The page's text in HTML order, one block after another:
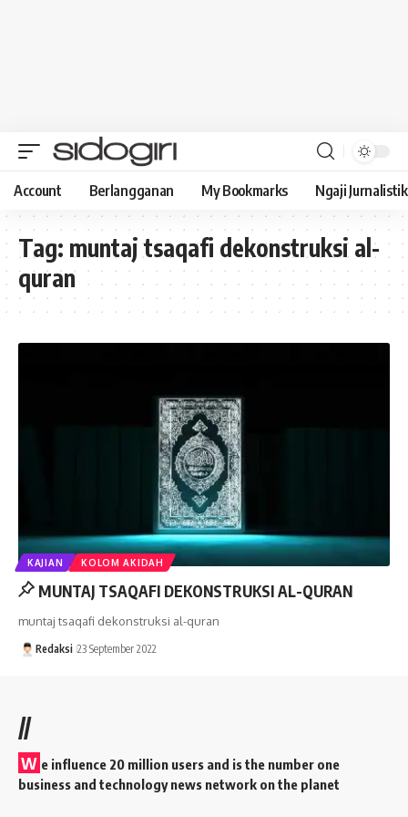
Account Berlangganan My Bookmarks Ngaji Jurnalistik
Tag: muntaj tsaqafi dekonstruksi al-
quran
KAJIAN KOLOM AKIDAH
MUNTAJ TSAQAFI DEKONSTRUKSI AL-QURAN
muntaj tsaqafi dekonstruksi al-quran
Redaksi 23 September 2022
//
W e influence 20 million users and is the number one
business and technology news network on the planet